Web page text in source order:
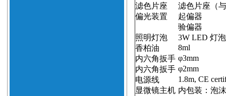
滤色片座
滤色片座（
偏光装置
起偏器
验偏器
照明灯泡
3W LED 灯泡
香柏油
8ml
内六角扳手 φ3mm
内六角扳手 φ2mm
电源线
1.8m, CE
显微镜主机 内包装：泡